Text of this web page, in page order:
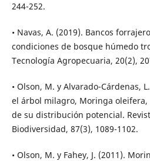
244-252.
• Navas, A. (2019). Bancos
condiciones de bosque húmedo
Tecnología Agropecuaria, 20(2),
• Olson, M. y Alvarado-Cárdenas,
el árbol milagro, Moringa oleifera,
de su distribución potencial.
Biodiversidad, 87(3), 1089-1102.
• Olson, M. y Fahey, J. (2011).